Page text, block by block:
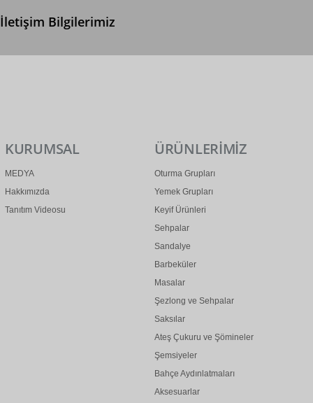
İletişim Bilgilerimiz
KURUMSAL
MEDYA
Hakkımızda
Tanıtım Videosu
ÜRÜNLERİMİZ
Oturma Grupları
Yemek Grupları
Keyif Ürünleri
Sehpalar
Sandalye
Barbeküler
Masalar
Şezlong ve Sehpalar
Saksılar
Ateş Çukuru ve Şömineler
Şemsiyeler
Bahçe Aydınlatmaları
Aksesuarlar